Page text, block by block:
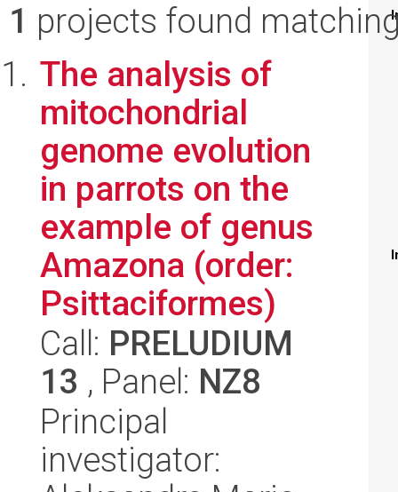
1 projects found
The analysis of
mitochondrial
genome evolution
in parrots on the
example of genus
Amazona (order:
Psittaciformes)
Call: PRELUDIUM
13 , Panel: NZ8
Principal
investigator: